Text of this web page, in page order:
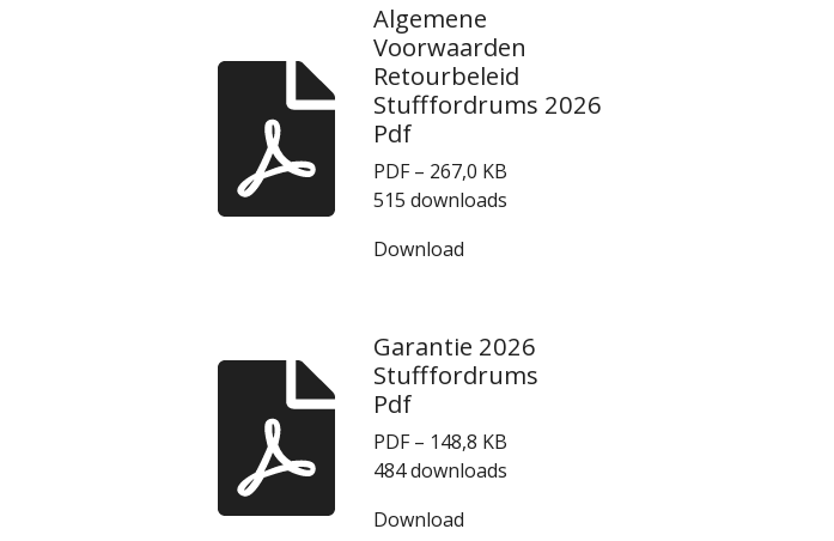
Algemene
Voorwaarden
Retourbeleid
Stufffordrums 2026
Pdf
PDF – 267,0 KB
515 downloads
Download
Garantie 2026
Stufffordrums
Pdf
PDF – 148,8 KB
484 downloads
Download